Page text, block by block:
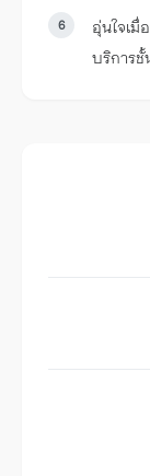
อุ่นใจเ
บริการชั้